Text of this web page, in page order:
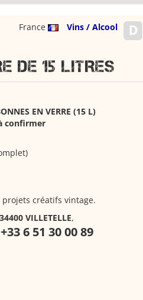
France Vins / Alcool
DE 15 LITRES
EN VERRE (15 L)
confirmer
créatifs vintage.
VILLETELLE,
+33 6 51 30 00 89